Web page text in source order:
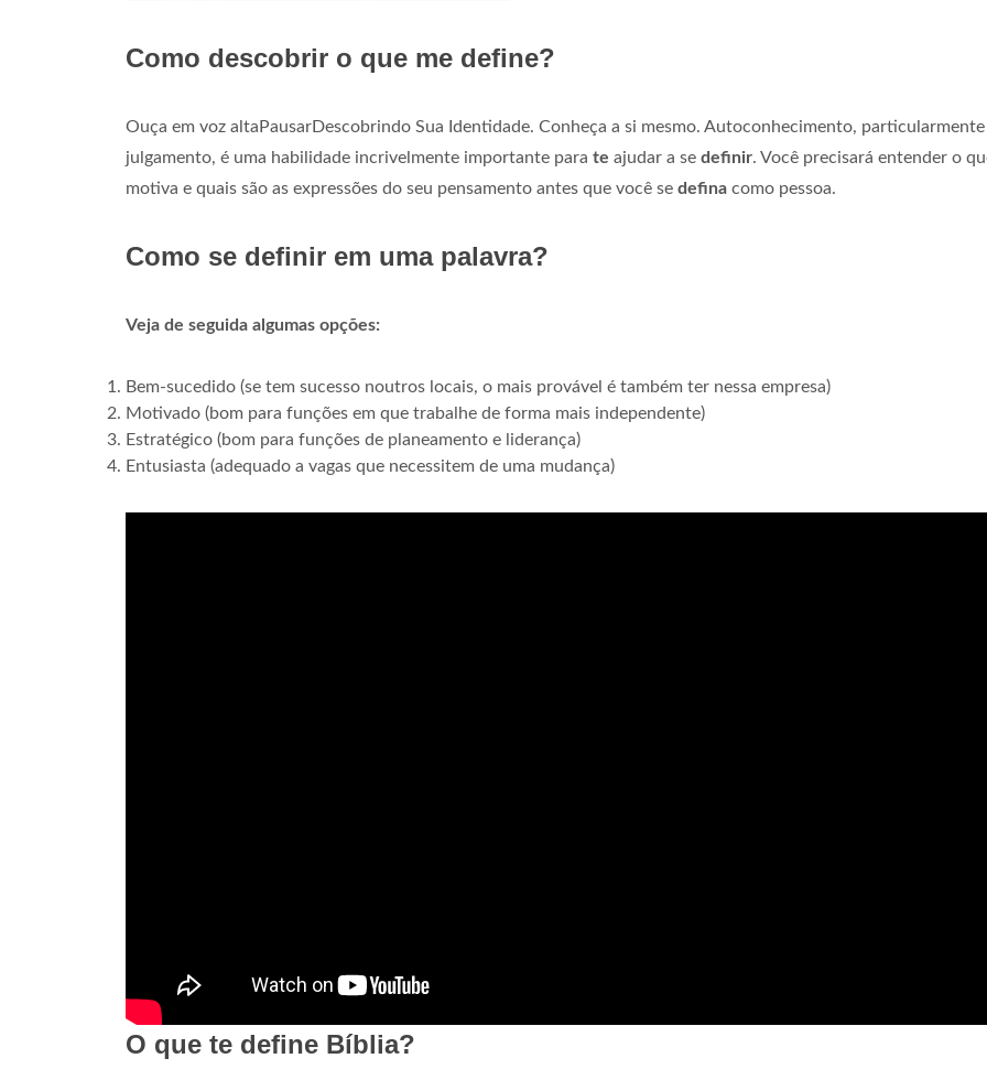
Como descobrir o que me define?
Ouça em voz altaPausarDescobrindo Sua Identidade. Conheça a si mesmo. Autoconhecimento, particularmente
julgamento, é uma habilidade incrivelmente importante para te ajudar a se definir. Você precisará entender o
motiva e quais são as expressões do seu pensamento antes que você se defina como pessoa.
Como se definir em uma palavra?
Veja de seguida algumas opções:
Bem-sucedido (se tem sucesso noutros locais, o mais provável é também ter nessa empresa)
Motivado (bom para funções em que trabalhe de forma mais independente)
Estratégico (bom para funções de planeamento e liderança)
Entusiasta (adequado a vagas que necessitem de uma mudança)
O que te define Bíblia?